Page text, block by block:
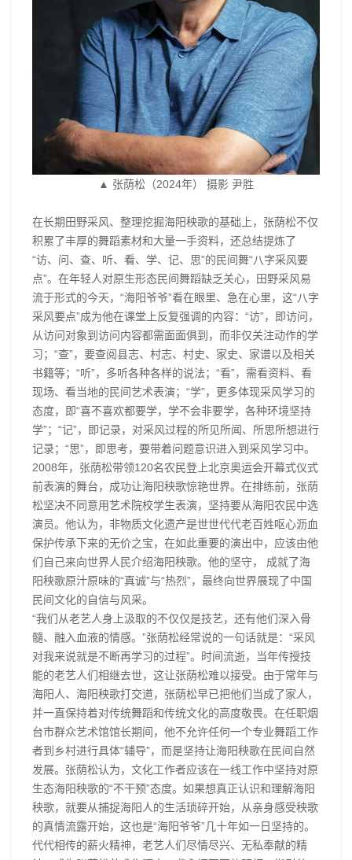
▲ 张荫松（2024年） 摄影 尹胜
在长期田野采风、整理挖掘海阳秧歌的基础上，张荫松不仅
积累了丰厚的舞蹈素材和大量一手资料，还总结提炼了
“访、问、查、听、看、学、记、思”的民间舞“八字采风要
点”。在年轻人对原生形态民间舞蹈缺乏关心，田野采风易
流于形式的今天，“海阳爷爷”看在眼里、急在心里，这“八字
采风要点”成为他在课堂上反复强调的内容：“访”，即访问，
从访问对象到访问内容都需面面俱到，而非仅关注动作的学
习；“查”，要查阅县志、村志、村史、家史、家谱以及相关
书籍等；“听”，多听各种各样的说法；“看”，需看资料、看
现场、看当地的民间艺术表演；“学”，更多体现采风学习的
态度，即“喜不喜欢都要学，学不会非要学，各种环境坚持
学”；“记”，即记录，对采风过程的所见所闻、所思所想进行
记录；“思”，即思考，要带着问题意识进入到采风学习中。
2008年，张荫松带领120名农民登上北京奥运会开幕式仪式
前表演的舞台，成功让海阳秧歌惊艳世界。在排练前，张荫
松坚决不同意用艺术院校学生表演，坚持要从海阳农民中选
演员。他认为，非物质文化遗产是世世代代老百姓呕心沥血
保护传承下来的无价之宝，在如此重要的演出中，应该由他
们自己来向世界人民介绍海阳秧歌。他的坚守， 成就了海
阳秧歌原汁原味的“真诚”与“热烈”，最终向世界展现了中国
民间文化的自信与风采。
“我们从老艺人身上汲取的不仅仅是技艺，还有他们深入骨
髓、融入血液的情感。”张荫松经常说的一句话就是：“采风
对我来说就是不断再学习的过程”。时间流逝，当年传授技
能的老艺人们相继去世，这让张荫松难以接受。由于常年与
海阳人、海阳秧歌打交道，张荫松早已把他们当成了家人，
并一直保持着对传统舞蹈和传统文化的高度敬畏。在任职烟
台市群众艺术馆馆长期间，他不允许任何一个专业舞蹈工作
者到乡村进行具体“辅导”，而是坚持让海阳秧歌在民间自然
发展。张荫松认为，文化工作者应该在一线工作中坚持对原
生态海阳秧歌的“不干预”态度。如果想真正认识和理解海阳
秧歌，就要从捕捉海阳人的生活琐碎开始，从亲身感受秧歌
的真情流露开始，这也是“海阳爷爷”几十年如一日坚持的。
代代相传的薪火精神，老艺人们尽情尽兴、无私奉献的精